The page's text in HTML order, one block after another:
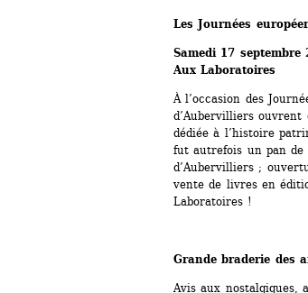
Les Journées
Samedi 17 septembre
Aux Laboratoires
À l’occasion des
d’Aubervilliers
dédiée à l’histoire
fut autrefois un pan de
d’Aubervilliers ;
vente de livres en
Laboratoires !
Grande braderie des
Avis aux nostalgiques,